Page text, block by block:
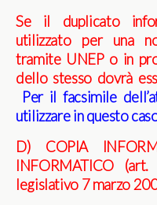
Se il duplicato
utilizzato per una
tramite UNEP o in
dello stesso dovrà
Per il facsimile
utilizzare in questo
D) COPIA
INFORMATICO
legislativo 7 marzo